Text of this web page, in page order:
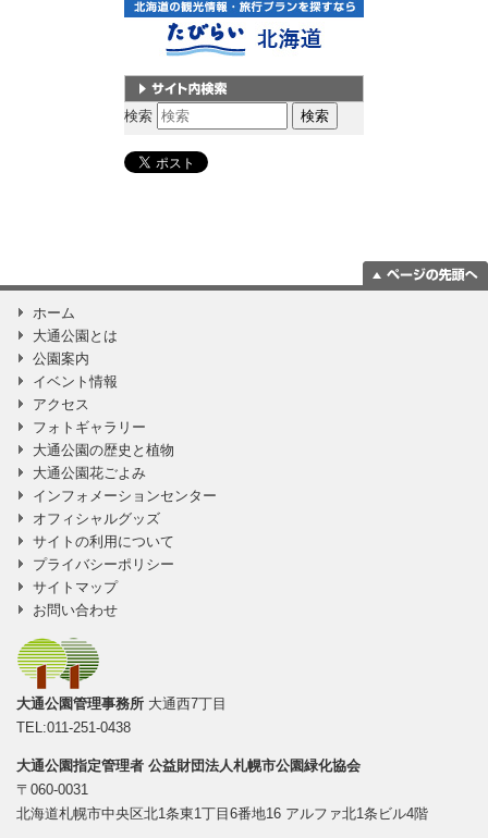
サイト内検索
検索
ホーム
大通公園とは
公園案内
イベント情報
アクセス
フォトギャラリー
大通公園の歴史と植物
大通公園花ごよみ
インフォメーションセンター
オフィシャルグッズ
サイトの利用について
プライバシーポリシー
サイトマップ
お問い合わせ
大通公園管理事務所 大通西7丁目
TEL:011-251-0438
大通公園指定管理者 公益財団法人札幌市公園緑化協会
〒060-0031
北海道札幌市中央区北1条東1丁目6番地16 アルファ北1条ビル4階